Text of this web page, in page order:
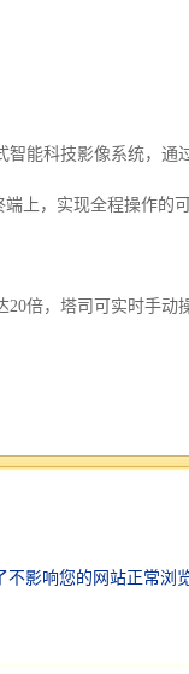
能科技影像系统，
上，实现全程操作的可
倍，塔司可实时手
丝绳是否跳槽，防止意
重超过系统会自动报